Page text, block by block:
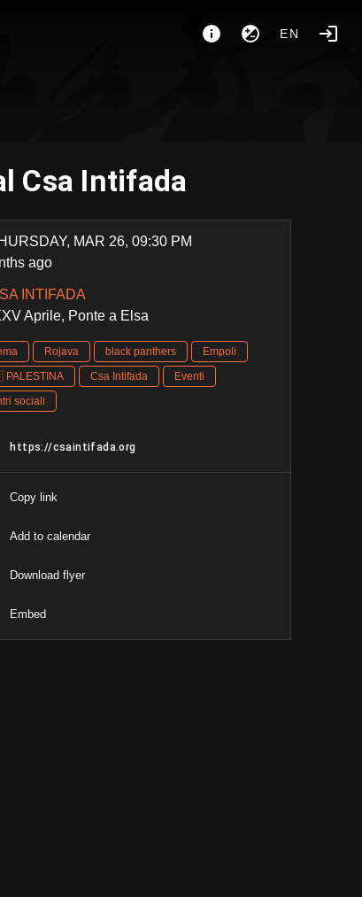
EN
Csa Intifada
MAR 26, 09:30 PM
ago
INTIFADA
Aprile, Ponte a Elsa
Rojava black panthers
Empoli
Csa Intifada
Eventi
sociali
https://csaintifada.org
Copy link
Add to calendar
Download flyer
Embed